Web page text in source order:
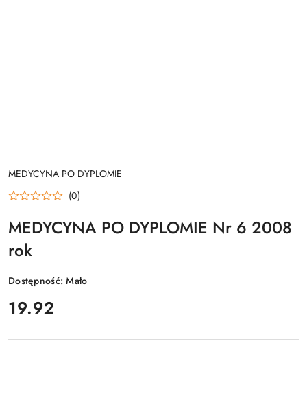
NAZWA
PRODUCENTA:
MEDYCYNA PO DYPLOMIE
(0)
MEDYCYNA PO DYPLOMIE Nr 6 2008
rok
Dostępność:Mało
cena:
19.92